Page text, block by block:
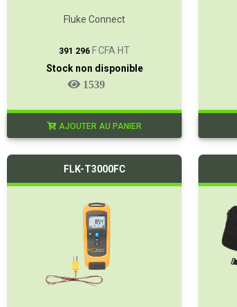
Fluke Connect
391 296 F CFA HT
Stock non disponible
1539
AJOUTER AU PANIER
FLK-T3000FC